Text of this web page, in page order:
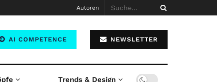
Autoren
AI COMPETENCE NEWSLETTER
Trends & Design